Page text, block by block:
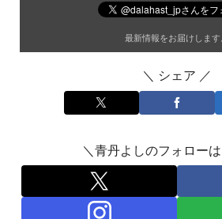
最新情報をお届けします
＼ シェア ／
＼青丹よしのフォロー